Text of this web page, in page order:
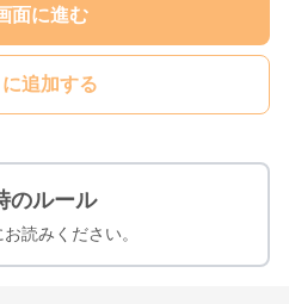
面に進む
追加する
のルール
読みください。